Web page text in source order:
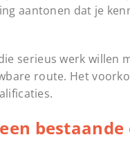
aantonen dat je
serieus werk willen
route. Het